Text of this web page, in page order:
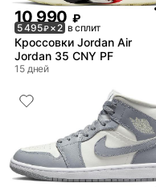
10 990 ₽
5 495₽× 2 в сплит
Кроссовки Jordan Air
Jordan 35 CNY PF
15 дней